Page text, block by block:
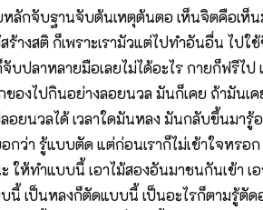
บฐานจับต้นเหตุต้นตอ เห็นจิตคือเห็นมั
สร้างสติ ก็เพราะเรามัวแต่ไปทำอันอื่น
ปลาหลายมือเลยไม่ได้อะไร กายก็ฟรีไป
ไปกินอย่างลอยนวล มันก็เคย ถ้ามันเค
นวลได้ เวลาใดมันหลง มันกลับขึ้นมารู้
รู้แบบตัด แต่ก่อนเราก็ไม่เข้าใจหรอก
ห้ทำแบบนี้ เอาไม้สองอันมาชนกันเข้า
เป็นหลงก็ตัดแบบนี้ เป็นอะไรก็ตามรู้ตั